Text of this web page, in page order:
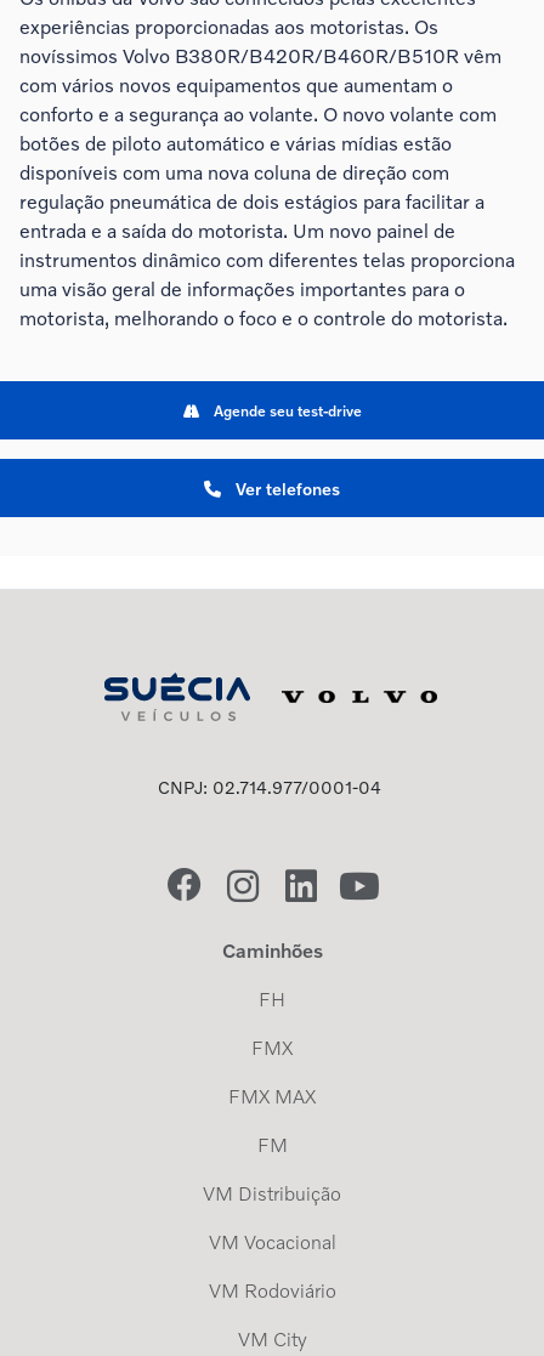
experiências proporcionadas aos motoristas. Os
novíssimos Volvo B380R/B420R/B460R/B510R vêm
com vários novos equipamentos que aumentam o
conforto e a segurança ao volante. O novo volante com
botões de piloto automático e várias mídias estão
disponíveis com uma nova coluna de direção com
regulação pneumática de dois estágios para facilitar a
entrada e a saída do motorista. Um novo painel de
instrumentos dinâmico com diferentes telas proporciona
uma visão geral de informações importantes para o
motorista, melhorando o foco e o controle do motorista.
Ver telefones
Agende seu test-drive
CNPJ: 02.714.977/0001-04
Caminhões
FH
FMX
FMX MAX
FM
VM Distribuição
VM Vocacional
VM Rodoviário
VM City